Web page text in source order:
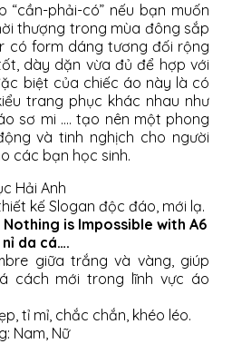
“cần-phải-có” nếu bạn muốn
thượng trong mùa đông sắp
có form dáng tương đối rộng
dày dặn vừa đủ để hợp với
biệt của chiếc áo này là có
trang phục khác nhau như
sơ mi …. tạo nên một phong
và tinh nghịch cho người
các bạn học sinh.
Hải Anh
kế Slogan độc đáo, mới lạ.
Nothing is Impossible with A6
da cá….
giữa trắng và vàng, giúp
cách mới trong lĩnh vực áo
tỉ mỉ, chắc chắn, khéo léo.
Nam, Nữ